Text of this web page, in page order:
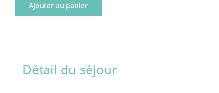
Ajouter au panier
Détail du séjour